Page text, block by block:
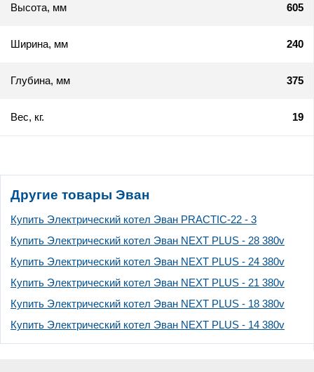
Высота, мм 605
Ширина, мм 240
Глубина, мм 375
Вес, кг. 19
Другие товары Эван
Купить Электрический котел Эван PRACTIC-22 - 3
Купить Электрический котел Эван NEXT PLUS - 28 380v
Купить Электрический котел Эван NEXT PLUS - 24 380v
Купить Электрический котел Эван NEXT PLUS - 21 380v
Купить Электрический котел Эван NEXT PLUS - 18 380v
Купить Электрический котел Эван NEXT PLUS - 14 380v